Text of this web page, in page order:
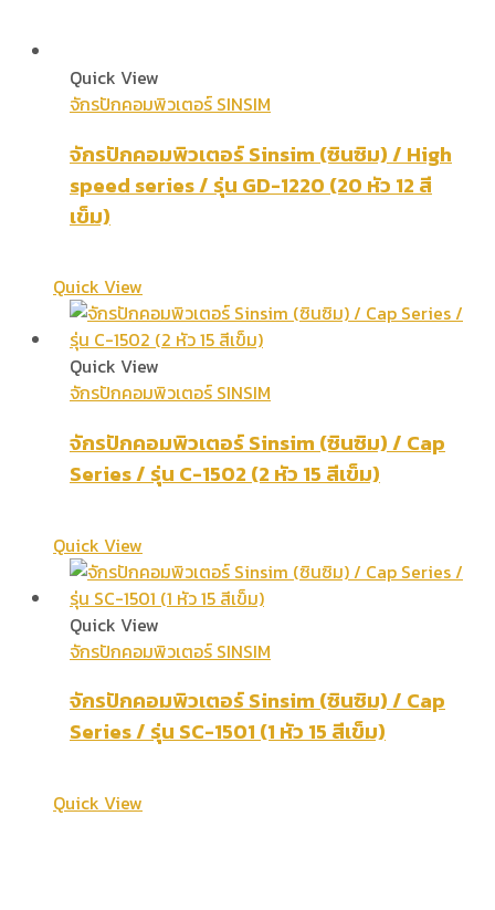
Quick View
จักรปักคอมพิวเตอร์ SINSIM
จักรปักคอมพิวเตอร์ Sinsim (ซินซิม) / High
speed series / รุ่น GD-1220 (20 หัว 12 สี
เข็ม)
Quick View
Quick View
จักรปักคอมพิวเตอร์ SINSIM
จักรปักคอมพิวเตอร์ Sinsim (ซินซิม) / Cap
Series / รุ่น C-1502 (2 หัว 15 สีเข็ม)
Quick View
Quick View
จักรปักคอมพิวเตอร์ SINSIM
จักรปักคอมพิวเตอร์ Sinsim (ซินซิม) / Cap
Series / รุ่น SC-1501 (1 หัว 15 สีเข็ม)
Quick View